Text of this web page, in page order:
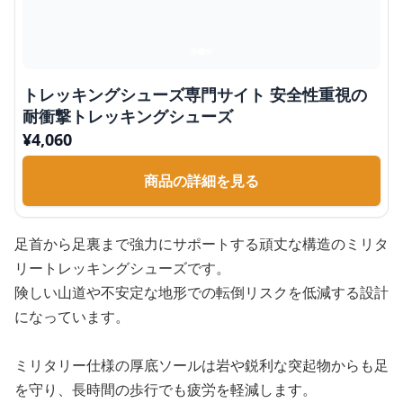
トレッキングシューズ専門サイト 安全性重視の
耐衝撃トレッキングシューズ
¥4,060
商品の詳細を見る
足首から足裏まで強力にサポートする頑丈な構造のミリタ
リートレッキングシューズです。
険しい山道や不安定な地形での転倒リスクを低減する設計
になっています。
ミリタリー仕様の厚底ソールは岩や鋭利な突起物からも足
を守り、長時間の歩行でも疲労を軽減します。